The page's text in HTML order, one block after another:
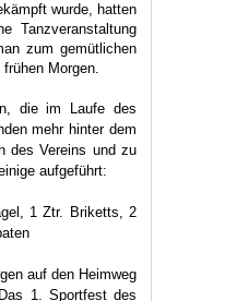
wurde, hatten
Tanzveranstaltung
zum gemütlichen
Morgen.
die im Laufe des
mehr hinter dem
des Vereins und zu
aufgeführt:
1 Ztr. Briketts, 2
auf den Heimweg
1. Sportfest des